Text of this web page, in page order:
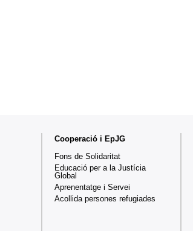
Cooperació i EpJG
Fons de Solidaritat
Educació per a la Justícia
Global
Aprenentatge i Servei
Acollida persones refugiades